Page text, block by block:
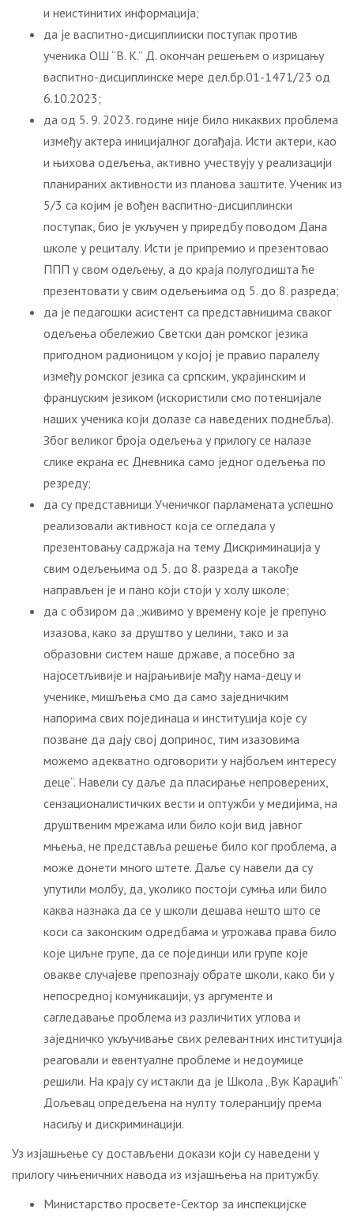
и неистинитих информација;
да је васпитно-дисциплииски поступак против
ученика ОШ “В. К.” Д. окончан решењем о изрицању
васпитно-дисциплинске мере дел.бр.01-1471/23 од
6.10.2023;
да од 5. 9. 2023. године није било никаквих проблема
између актера иницијалног догађаја. Исти актери, као
и њихова одељења, активно учествују у реализацији
планираних активности из планова заштите. Ученик из
5/3 са којим је вођен васпитно-дисциплински
поступак, био је укључен у приредбу поводом Дана
школе у рециталу. Исти је припремио и презентовао
ППП у свом одељењу, а до краја полугодишта ће
презентовати у свим одељењима од 5. до 8. разреда;
да је педагошки асистент са представницима сваког
одељења обележио Светски дан ромског језика
пригодном радионицом у којој је правио паралелу
између ромског језика са српским, украјинским и
француским језиком (искористили смо потенцијале
наших ученика који долазе са наведених поднебља).
Због великог броја одељења у прилогу се налазе
слике екрана ес Дневника само једног одељења по
резреду;
да су представници Ученичког парламената успешно
реализовали активност која се огледала у
презентовању садржаја на тему Дискриминација у
свим одељењима од 5. до 8. разреда а такође
направљен је и пано који стоји у холу школе;
да с обзиром да „живимо у времену које је препуно
изазова, како за друштво у целини, тако и за
образовни систем наше државе, а посебно за
најосетљивије и најрањивије мађу нама-децу и
ученике, мишљења смо да само заједничким
напорима свих појединаца и институција које су
позване да дају свој допринос, тим изазовима
можемо адекватно одговорити у најбољем интересу
деце“. Навели су даље да пласирање непроверених,
сензационалистичких вести и оптужби у медијима, на
друштвеним мрежама или било који вид јавног
мњења, не представља решење било ког проблема, а
може донети много штете. Даље су навели да су
упутили молбу, да, уколико постоји сумња или било
каква назнака да се у школи дешава нешто што се
коси са законским одредбама и угрожава права било
које циљне групе, да се појединци или групе које
овакве случајеве препознају обрате школи, како би у
непосредној комуникацији, уз аргументе и
сагледавање проблема из различитих углова и
заједничко укључивање свих релевантних институција
реаговали и евентуалне проблеме и недоумице
решили. На крају су истакли да је Школа „Вук Караџић“
Дољевац опредељена на нулту толеранцију према
насиљу и дискриминацији.
Уз изјашњење су достављени докази који су наведени у
прилогу чињеничних навода из изјашњења на притужбу.
Министарство просвете-Сектор за инспекцијске